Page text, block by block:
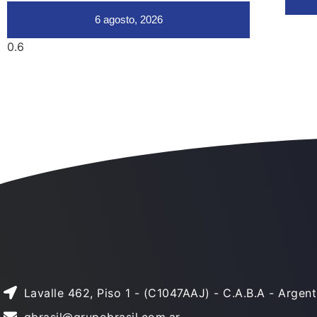
6 agosto, 2026
Lavalle 462, Piso 1 - (C1047AAJ) - C.A.B.A -